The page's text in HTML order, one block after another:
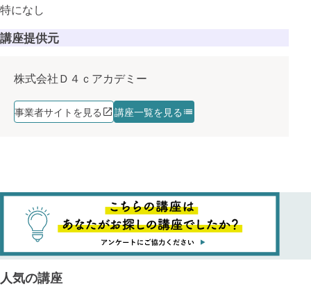
特になし
講座提供元
株式会社Ｄ４ｃアカデミー
事業者サイトを見る 講座一覧を見る
人気の講座